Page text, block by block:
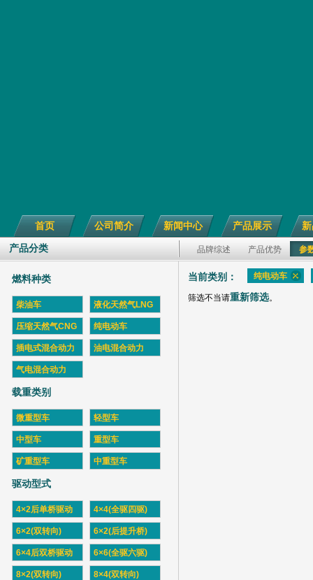
首页 公司简介 新闻中心 产品展示
产品分类 品牌综述 产品优势 参
燃料种类
柴油车 液化天然气LNG
压缩天然气CNG 纯电动车
插电式混合动力 油电混合动力
气电混合动力
载重类别
微重型车 轻型车
中型车 重型车
矿重型车 中重型车
驱动型式
4×2后单桥驱动 4×4(全驱四驱)
6×2(双转向) 6×2(后提升桥)
6×4后双桥驱动 6×6(全驱六驱)
8×2(双转向) 8×4(双转向)
当前类别： 纯电动车
筛选不当请重新筛选。